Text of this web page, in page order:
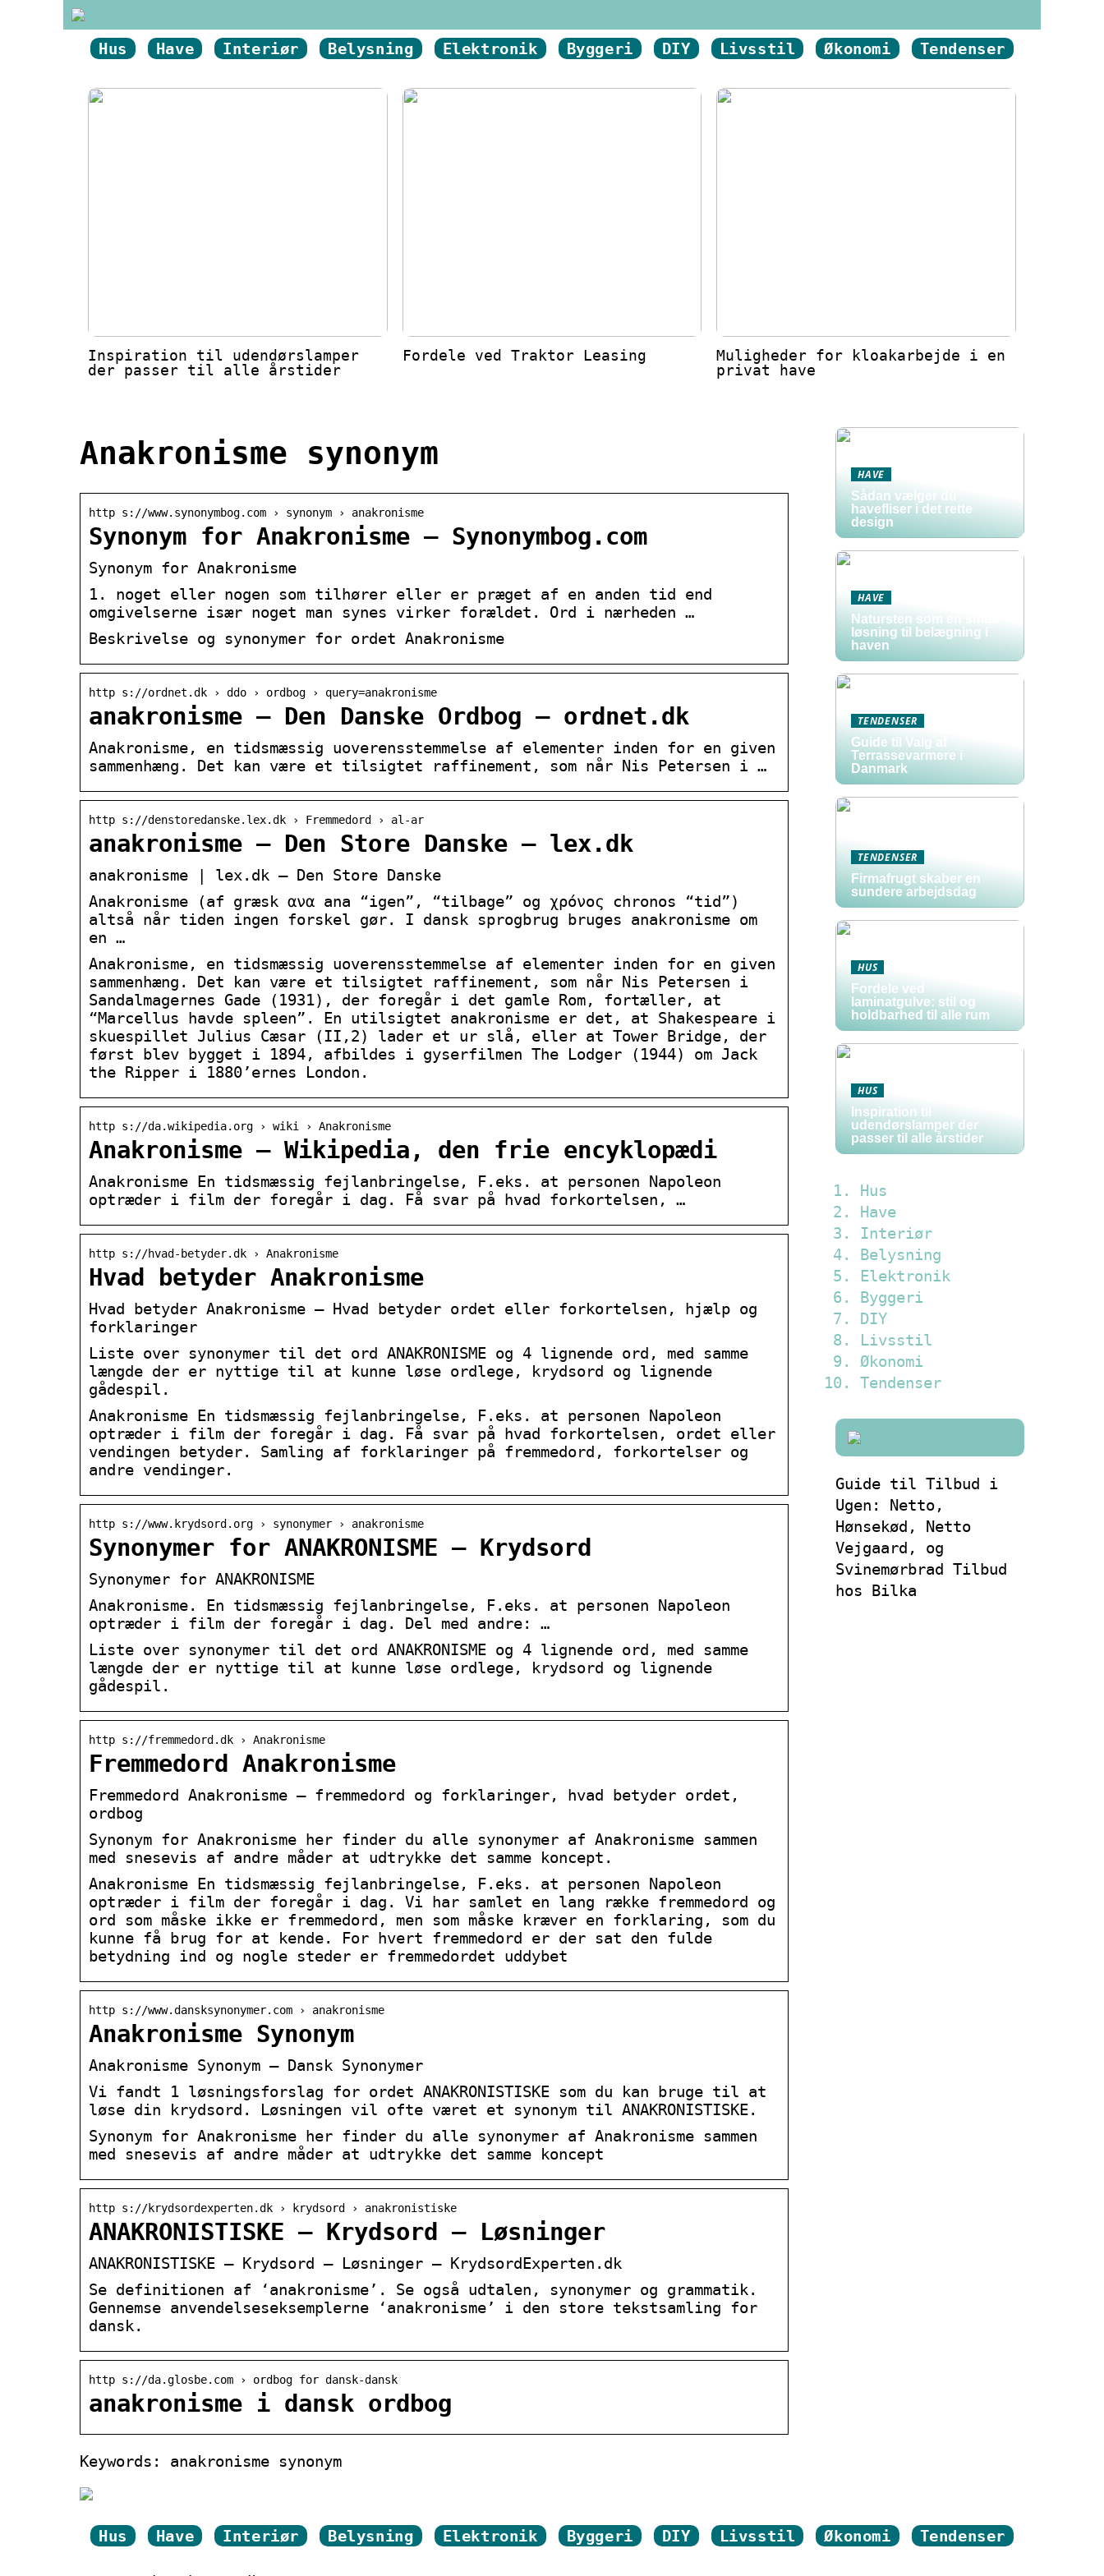
Hus Have Interiør Belysning Elektronik Byggeri DIY Livsstil Økonomi Tendenser
Inspiration til udendørslamper
der passer til alle årstider
Fordele ved Traktor Leasing
Muligheder for kloakarbejde i en
privat have
Anakronisme synonym
http s://www.synonymbog.com › synonym › anakronisme
Synonym for Anakronisme – Synonymbog.com
Synonym for Anakronisme
1. noget eller nogen som tilhører eller er præget af en anden tid end
omgivelserne især noget man synes virker forældet. Ord i nærheden …
Beskrivelse og synonymer for ordet Anakronisme
http s://ordnet.dk › ddo › ordbog › query=anakronisme
anakronisme — Den Danske Ordbog – ordnet.dk
Anakronisme, en tidsmæssig uoverensstemmelse af elementer inden for en given
sammenhæng. Det kan være et tilsigtet raffinement, som når Nis Petersen i …
http s://denstoredanske.lex.dk › Fremmedord › al-ar
anakronisme – Den Store Danske – lex.dk
anakronisme | lex.dk – Den Store Danske
Anakronisme (af græsk ανα ana “igen”, “tilbage” og χρόνος chronos “tid”)
altså når tiden ingen forskel gør. I dansk sprogbrug bruges anakronisme om
en …
Anakronisme, en tidsmæssig uoverensstemmelse af elementer inden for en given
sammenhæng. Det kan være et tilsigtet raffinement, som når Nis Petersen i
Sandalmagernes Gade (1931), der foregår i det gamle Rom, fortæller, at
“Marcellus havde spleen”. En utilsigtet anakronisme er det, at Shakespeare i
skuespillet Julius Cæsar (II,2) lader et ur slå, eller at Tower Bridge, der
først blev bygget i 1894, afbildes i gyserfilmen The Lodger (1944) om Jack
the Ripper i 1880’ernes London.
http s://da.wikipedia.org › wiki › Anakronisme
Anakronisme – Wikipedia, den frie encyklopædi
Anakronisme En tidsmæssig fejlanbringelse, F.eks. at personen Napoleon
optræder i film der foregår i dag. Få svar på hvad forkortelsen, …
http s://hvad-betyder.dk › Anakronisme
Hvad betyder Anakronisme
Hvad betyder Anakronisme – Hvad betyder ordet eller forkortelsen, hjælp og
forklaringer
Liste over synonymer til det ord ANAKRONISME og 4 lignende ord, med samme
længde der er nyttige til at kunne løse ordlege, krydsord og lignende
gådespil.
Anakronisme En tidsmæssig fejlanbringelse, F.eks. at personen Napoleon
optræder i film der foregår i dag. Få svar på hvad forkortelsen, ordet eller
vendingen betyder. Samling af forklaringer på fremmedord, forkortelser og
andre vendinger.
http s://www.krydsord.org › synonymer › anakronisme
Synonymer for ANAKRONISME – Krydsord
Synonymer for ANAKRONISME
Anakronisme. En tidsmæssig fejlanbringelse, F.eks. at personen Napoleon
optræder i film der foregår i dag. Del med andre: …
Liste over synonymer til det ord ANAKRONISME og 4 lignende ord, med samme
længde der er nyttige til at kunne løse ordlege, krydsord og lignende
gådespil.
http s://fremmedord.dk › Anakronisme
Fremmedord Anakronisme
Fremmedord Anakronisme – fremmedord og forklaringer, hvad betyder ordet,
ordbog
Synonym for Anakronisme her finder du alle synonymer af Anakronisme sammen
med snesevis af andre måder at udtrykke det samme koncept.
Anakronisme En tidsmæssig fejlanbringelse, F.eks. at personen Napoleon
optræder i film der foregår i dag. Vi har samlet en lang række fremmedord og
ord som måske ikke er fremmedord, men som måske kræver en forklaring, som du
kunne få brug for at kende. For hvert fremmedord er der sat den fulde
betydning ind og nogle steder er fremmedordet uddybet
http s://www.dansksynonymer.com › anakronisme
Anakronisme Synonym
Anakronisme Synonym – Dansk Synonymer
Vi fandt 1 løsningsforslag for ordet ANAKRONISTISKE som du kan bruge til at
løse din krydsord. Løsningen vil ofte været et synonym til ANAKRONISTISKE.
Synonym for Anakronisme her finder du alle synonymer af Anakronisme sammen
med snesevis af andre måder at udtrykke det samme koncept
http s://krydsordexperten.dk › krydsord › anakronistiske
ANAKRONISTISKE – Krydsord – Løsninger
ANAKRONISTISKE – Krydsord – Løsninger – KrydsordExperten.dk
Se definitionen af ‘anakronisme’. Se også udtalen, synonymer og grammatik.
Gennemse anvendelseseksemplerne ‘anakronisme’ i den store tekstsamling for
dansk.
http s://da.glosbe.com › ordbog for dansk-dansk
anakronisme i dansk ordbog
Keywords: anakronisme synonym
HAVE
Sådan vælger du
havefliser i det rette
design
HAVE
Natursten som en smuk
løsning til belægning i
haven
TENDENSER
Guide til Valg af
Terrassevarmere i
Danmark
TENDENSER
Firmafrugt skaber en
sundere arbejdsdag
HUS
Fordele ved
laminatgulve: stil og
holdbarhed til alle rum
HUS
Inspiration til
udendørslamper der
passer til alle årstider
Hus
Have
Interiør
Belysning
Elektronik
Byggeri
DIY
Livsstil
Økonomi
Tendenser
Guide til Tilbud i
Ugen: Netto,
Hønsekød, Netto
Vejgaard, og
Svinemørbrad Tilbud
hos Bilka
Hus Have Interiør Belysning Elektronik Byggeri DIY Livsstil Økonomi Tendenser